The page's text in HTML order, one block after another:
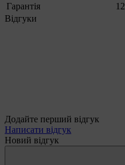
Гарантія
Відгуки
Додайте перший відгук
Написати відгук
Новий відгук